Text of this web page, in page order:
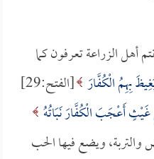
أهل الزراعة تعرفون كما
بِهِمُ الْكُفَّارَ
[الفتح:29]
أَعْجَبَ الْكُفَّارَ نَبَاتُهُ
الأرض والتربة، ويضع فيها الحب